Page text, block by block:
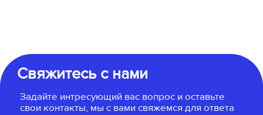
Свяжитесь с нами
Задайте интресующий вас вопрос и оставьте
свои контакты, мы с вами свяжемся для ответа